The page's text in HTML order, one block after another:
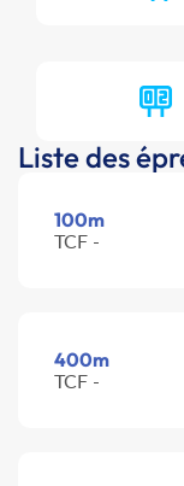
Liste des
100m
TCF -
400m
TCF -